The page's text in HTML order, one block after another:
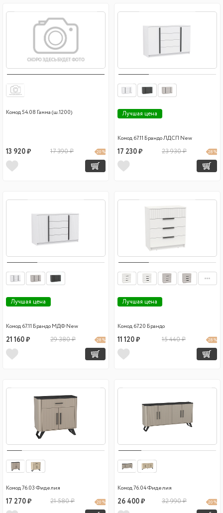
Комод 54.08 Гамма (ш.1200)
13 920 ₽ 17 390 ₽ 20 %
Лучшая цена
Комод 67.11 Брандо ЛДСП New
17 230 ₽ 23 930 ₽ 28 %
Лучшая цена
Комод 67.11 Брандо МДФ New
21 160 ₽ 29 380 ₽ 28 %
Лучшая цена
Комод 67.20 Брандо
11 120 ₽ 15 440 ₽ 28 %
Комод 76.03 Фиделия
17 270 ₽ 21 580 ₽ 20 %
Комод 76.04 Фиделия
26 400 ₽ 32 990 ₽ 20 %